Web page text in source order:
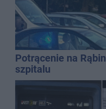
Potrącenie na
szpitalu